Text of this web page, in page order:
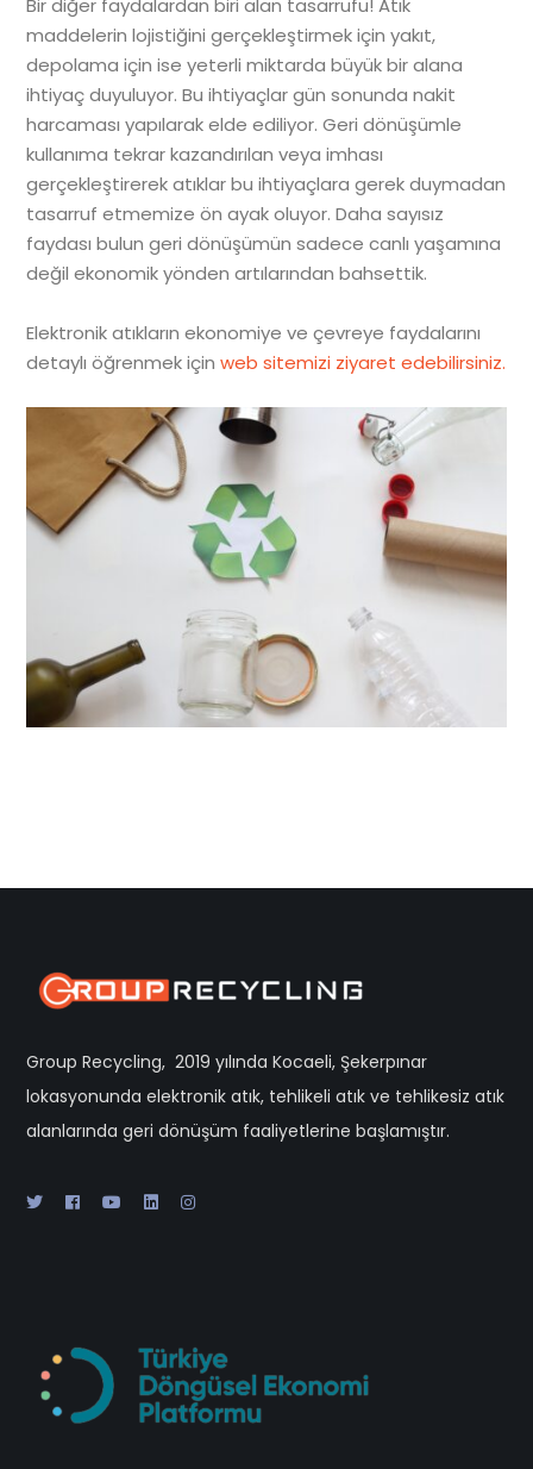
Bir diğer faydalardan biri alan tasarrufu! Atık
maddelerin lojistiğini gerçekleştirmek için yakıt,
depolama için ise yeterli miktarda büyük bir alana
ihtiyaç duyuluyor. Bu ihtiyaçlar gün sonunda nakit
harcaması yapılarak elde ediliyor. Geri dönüşümle
kullanıma tekrar kazandırılan veya imhası
gerçekleştirerek atıklar bu ihtiyaçlara gerek duymadan
tasarruf etmemize ön ayak oluyor. Daha sayısız
faydası bulun geri dönüşümün sadece canlı yaşamına
değil ekonomik yönden artılarından bahsettik.
Elektronik atıkların ekonomiye ve çevreye faydalarını
detaylı öğrenmek içinweb sitemizi ziyaret edebilirsiniz.
Group Recycling, 2019 yılında Kocaeli, Şekerpınar
lokasyonunda elektronik atık, tehlikeli atık ve tehlikesiz atık
alanlarında geri dönüşüm faaliyetlerine başlamıştır.